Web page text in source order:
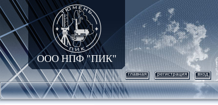
ООО НПФ "ПИК"
главная регистрация вход